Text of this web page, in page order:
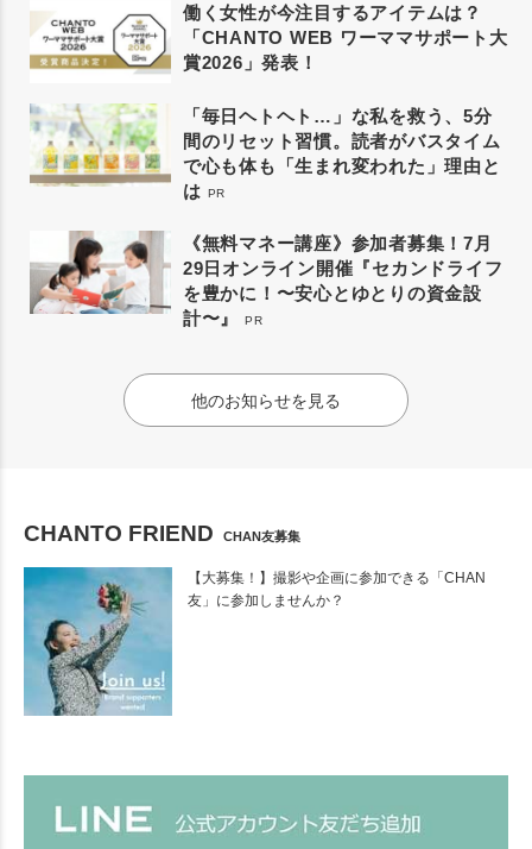
働く女性が今注目するアイテムは？
「CHANTO WEB ワーママサポート大
賞2026」発表！
「毎日ヘトヘト…」な私を救う、5分
間のリセット習慣。読者がバスタイム
で心も体も「生まれ変われた」理由と
は PR
《無料マネー講座》参加者募集！7月
29日オンライン開催『セカンドライフ
を豊かに！〜安心とゆとりの資金設
計〜』
PR
他のお知らせを見る
CHANTO FRIEND CHAN友募集
【大募集！】撮影や企画に参加できる「CHAN
友」に参加しませんか？